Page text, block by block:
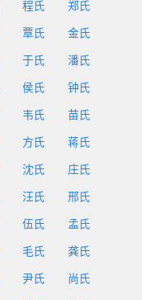
程氏 郑氏
覃氏 金氏
于氏 潘氏
侯氏 钟氏
韦氏 苗氏
方氏 蒋氏
沈氏 庄氏
汪氏 邢氏
伍氏 孟氏
毛氏 龚氏
尹氏 尚氏